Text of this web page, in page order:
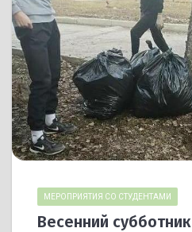
МЕРОПРИЯТИЯ СО СТУДЕНТАМИ
Весенний субботник